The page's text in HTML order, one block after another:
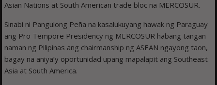
Asian Nations at South American trade bloc na MERCOSUR.
Sinabi ni Pangulong Peña na kasalukuyang hawak ng Paraguay
ang Pro Tempore Presidency ng MERCOSUR habang tangan
naman ng Pilipinas ang chairmanship ng ASEAN ngayong taon,
bagay na aniya’y oportunidad upang mapalapit ang Southeast
Asia at South America.